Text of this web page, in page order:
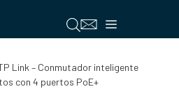
Menú
Link – Conmutador inteligente
con 4 puertos PoE+